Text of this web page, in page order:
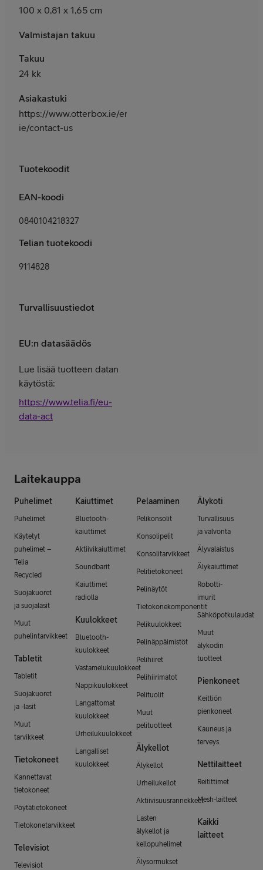
100 x 0,81 x 1,65 cm
Valmistajan takuu
Takuu
24 kk
Asiakastuki
https://www.otterbox.ie/en-
ie/contact-us
Tuotekoodit
EAN-koodi
0840104218327
Telian tuotekoodi
9114828
Turvallisuustiedot
EU:n datasäädös
Lue lisää tuotteen datan
käytöstä:
https://www.telia.fi/eu-
data-act
Laitekauppa
Puhelimet
Puhelimet
Käytetyt
puhelimet –
Telia
Recycled
Suojakuoret
ja suojalasit
Muut
puhelintarvikkeet
Tabletit
Tabletit
Suojakuoret
ja -lasit
Muut
tarvikkeet
Tietokoneet
Kannettavat
tietokoneet
Pöytätietokoneet
Tietokonetarvikkeet
Televisiot
Televisiot
Kaiuttimet
Bluetooth-
kaiuttimet
Aktiivikaiuttimet
Soundbarit
Kaiuttimet
radiolla
Kuulokkeet
Bluetooth-
kuulokkeet
Vastamelukuulokkeet
Nappikuulokkeet
Langattomat
kuulokkeet
Urheilukuulokkeet
Langalliset
kuulokkeet
Pelaaminen
Pelikonsolit
Konsolipelit
Konsolitarvikkeet
Pelitietokoneet
Pelinäytöt
Tietokonekomponentit
Pelikuulokkeet
Pelinäppäimistöt
Pelihiiret
Pelihiirimatot
Pelituolit
Muut
pelituotteet
Älykellot
Älykellot
Urheilukellot
Aktiivisuusrannekkeet
Lasten
älykellot ja
kellopuhelimet
Älysormukset
Älykoti
Turvallisuus
ja valvonta
Älyvalaistus
Älykaiuttimet
Robotti-
imurit
Sähköpotkulaudat
Muut
älykodin
tuotteet
Pienkoneet
Keittiön
pienkoneet
Kauneus ja
terveys
Nettilaitteet
Reitittimet
Mesh-laitteet
Kaikki
laitteet